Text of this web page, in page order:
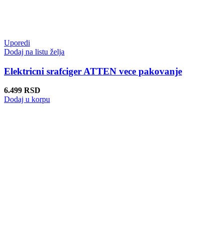
Uporedi
Dodaj na listu želja
Elektricni srafciger ATTEN vece pakovanje
6.499 RSD
Dodaj u korpu